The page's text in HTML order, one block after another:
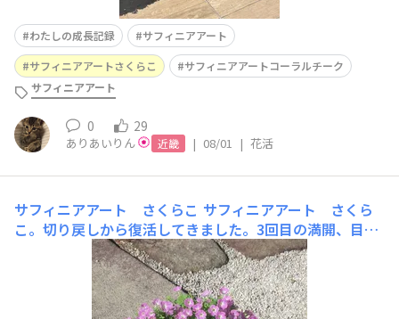
わたしの成長記録
サフィニアアート
サフィニアアートさくらこ
サフィニアアートコーラルチーク
サフィニアアート
0 29
ありあいりん 近畿 | 08/01 | 花活
サフィニアアート さくらこ サフィニアアート さくら
こ。切り戻しから復活してきました。3回目の満開、目指
しています。2回目の満開後、切り戻し。6月14日撮影
切り戻し前6月14日撮影 切り戻し後その後、梅雨時期だ
ったので、お花は咲いてきましたが、蒸れてしまいまし
た。また切り戻し。6月27日撮影7月29日撮影陽射しが戻